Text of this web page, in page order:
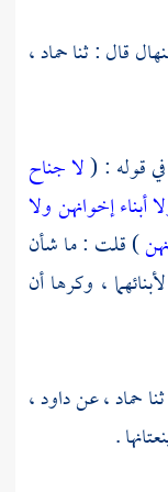
قال : ثناحماد ،
في قوله : (لا جناح
أبناء إخوانهن ولا
) قلت : ما شأن
، وكرها أن
حماد ،عنداود ،
.